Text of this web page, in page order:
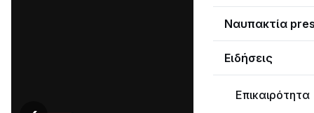
Ναυπακτία
Ειδήσεις
Επικαιρότητα